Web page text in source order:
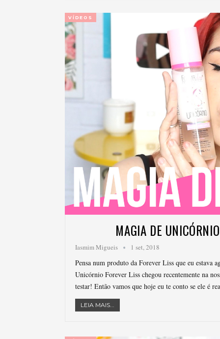
VÍDEOS
MAGIA DE
Iasmim Migueis 1 set, 2018
Pensa num produto da Forever Liss que eu estava
Unicórnio Forever Liss chegou recentemente na
testar! Então vamos que hoje eu te conto se ele é
LEIA MAIS...